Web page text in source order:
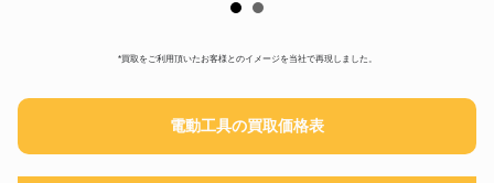
*買取をご利用頂いたお客様とのイメージを当社で再現しました。
電動工具の買取価格表